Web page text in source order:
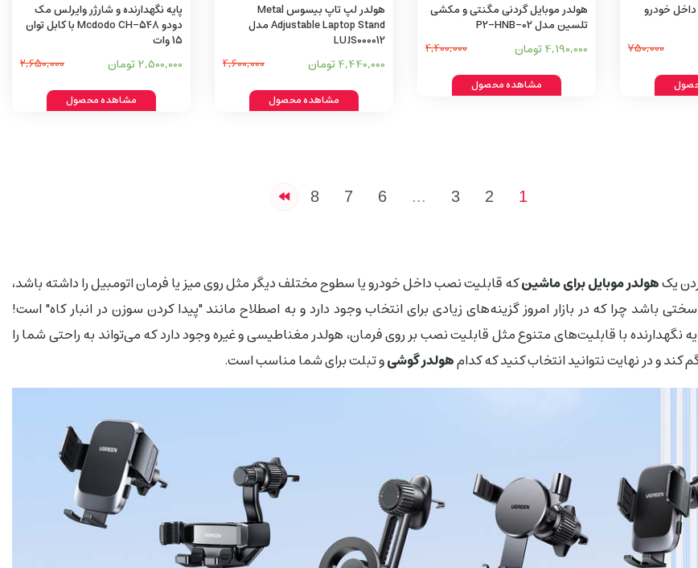
داخل خودرو
750,000
هولدر موبایل گردنی مگنتی و مکشی
تلسین مدل P2-HNB-02
4,190,000 تومان 4,400,000
مشاهده محصول
هولدر لپ تاپ بیسوس Metal
Adjustable Laptop Stand مدل
LUJS000012
4,440,000 تومان 4,600,000
مشاهده محصول
پایه نگهدارنده و شارژر وایرلس مک
دودو Mcdodo CH-548 با کابل توان
15 وات
2,500,000 تومان 2,650,000
مشاهده محصول
1
2
3
...
6
7
8
یکهولدر موبایل برای ماشینکه قابلیت نصب داخل خودرو یا سطوح مختلف دیگر مثل روی میز یا فرمان اتومبیل را داشته باشد،
باشد چرا که در بازار امروز گزینه‌های زیادی برای انتخاب وجود دارد و به اصطلاح مانند "پیدا کردن سوزن در انبار کاه" است!
نگهدارنده با قابلیت‌های متنوع مثل قابلیت نصب بر روی فرمان، هولدر مغناطیسی و غیره وجود دارد که می‌تواند به راحتی شما را
کند و در نهایت نتوانید انتخاب کنید که کدامهولدر گوشیو تبلت برای شما مناسب است.